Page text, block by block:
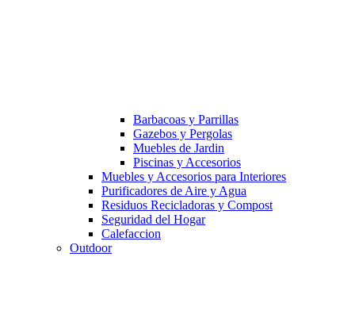
Barbacoas y Parrillas
Gazebos y Pergolas
Muebles de Jardin
Piscinas y Accesorios
Muebles y Accesorios para Interiores
Purificadores de Aire y Agua
Residuos Recicladoras y Compost
Seguridad del Hogar
Calefaccion
Outdoor